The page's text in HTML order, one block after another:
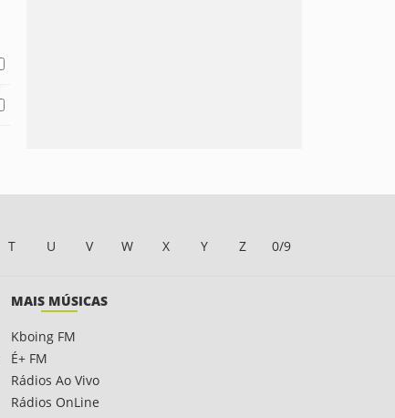
T U V W X Y Z 0/9
MAIS MÚSICAS
Kboing FM
É+ FM
Rádios Ao Vivo
Rádios OnLine